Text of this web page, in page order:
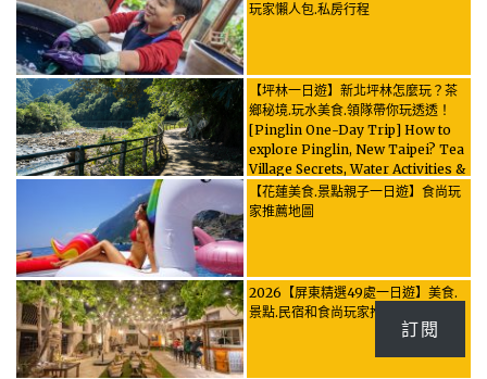
玩家懶人包.私房行程
【坪林一日遊】新北坪林怎麼玩？茶
鄉秘境.玩水美食.領隊帶你玩透透！
[Pinglin One-Day Trip] How to
explore Pinglin, New Taipei? Tea
Village Secrets, Water Activities &
Food, Let the guide take you
through it all!
【花蓮美食.景點親子一日遊】食尚玩
家推薦地圖
2026【屏東精選49處一日遊】美食.
景點.民宿和食尚玩家推薦懶人包
訂閱